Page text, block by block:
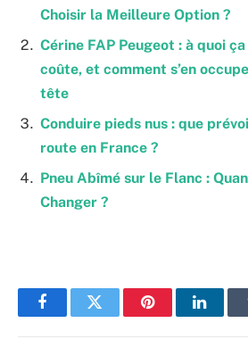
Choisir la Meilleure Option ?
Cérine FAP Peugeot : à quoi
coûte, et comment s’en
tête
Conduire pieds nus : que
route en France ?
Pneu Abîmé sur le Flanc :
Changer ?
FacebookTwitter Pinterest